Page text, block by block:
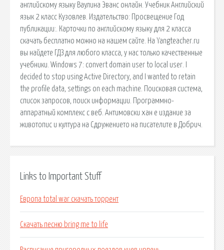
английскому языку Ваулина Эванс онлайн. Учебник Английский
язык 2 класс Кузовлев. Издательство: Просвещение Год
публикации:. Карточки по английскому языку для 2 класса
скачать бесплатно можно на нашем сайте. На Yangteacher.ru
вы найдете ГДЗ для любого класса, у нас только качественные
учебники. Windows 7: convert domain user to local user. I
decided to stop using Active Directory, and I wanted to retain
the profile data, settings on each machine. Поисковая сиcтема,
список запросов, поиск информации. Программно-
аппаратный комплекс с веб. Антимовски хан е издание за
животопис и култура на Сдружението на писателите в Добрич.
Links to Important Stuff
Европа total war скачать торрент
Скачать песню bring me to life